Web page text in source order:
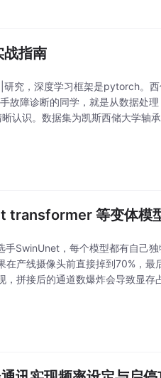
指南
究，深度学习框架是pytorch。西
故障诊断的同学，就是从数据处
认识。数据集为凯斯西储大学轴承
transformer 等变体模
SwinUnet，每个模型都有自己
产线摄像头前直接掉到70%，最
，拼接后的通道数爆炸会导致显存